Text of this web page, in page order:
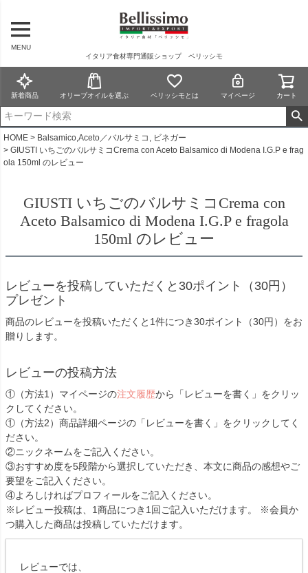
MENU
イタリア食材専門通販ショップ ベリッシモ
新着商品 オリーブオイルを選ぶ ベリッシモとは マイページ カート
HOME
Balsamico,Aceto／バルサミコ, ビネガー
GIUSTI いちごのバルサミコCrema con Aceto Balsamico di Modena I.G.P e frag
ola 150ml のレビュー
GIUSTI いちごのバルサミコCrema con
Aceto Balsamico di Modena I.G.P e fragola
150ml のレビュー
レビューを投稿していただくと30ポイント（30円）
プレゼント
商品のレビューを投稿いただくと1件につき30ポイント（30円）をお
贈りします。
レビューの投稿方法
①（方法1）マイページの注文履歴から「レビューを書く」をクリッ
クしてください。
①（方法2）商品詳細ページの「レビューを書く」をクリックしてく
ださい。
②ニックネームをご記入ください。
③おすすめ度を5段階から選択していただき、本文に商品の感想やご
要望をご記入ください。
④よろしければプロフィールをご記入ください。
※レビュー投稿は、1商品につき1回ご記入いただけます。 ※会員か
つ購入した商品は投稿していただけます。
レビューでは、